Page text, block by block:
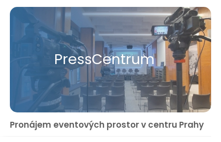
Press​Centrum
Pronájem eventových prostor v centru Prahy